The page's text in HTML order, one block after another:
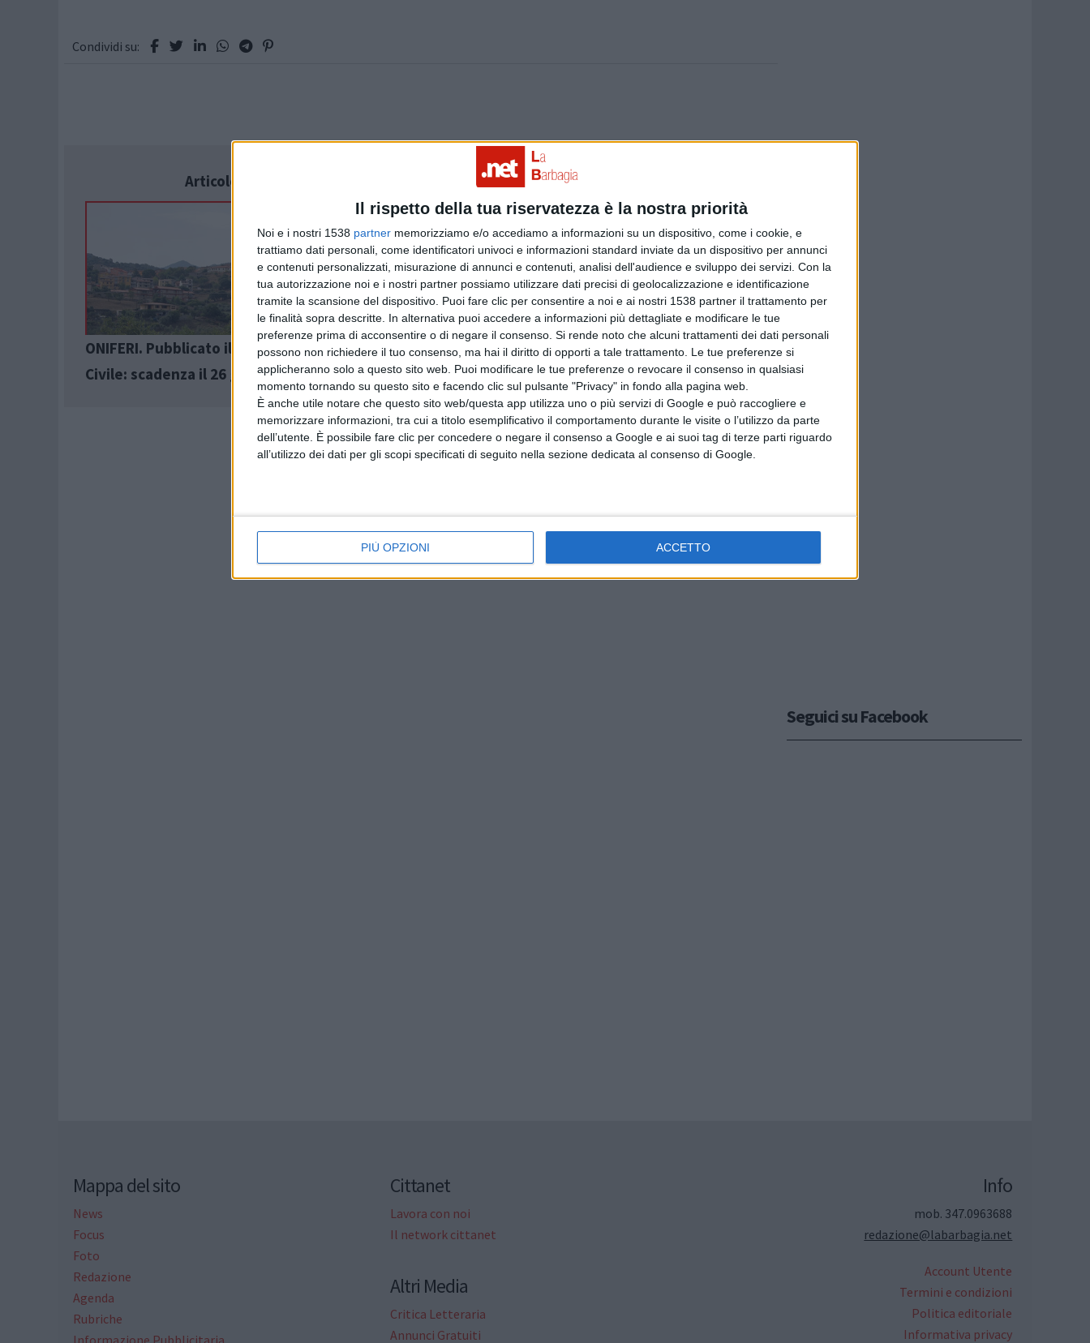
Il rispetto della tua riservatezza è la nostra priorità
Noi e i nostri 1538 partner memorizziamo e/o accediamo a informazioni su un dispositivo, come i cookie, e
trattiamo dati personali, come identificatori univoci e informazioni standard inviate da un dispositivo per annunci
e contenuti personalizzati, misurazione di annunci e contenuti, analisi dell'audience e sviluppo dei servizi. Con la
tua autorizzazione noi e i nostri partner possiamo utilizzare dati precisi di geolocalizzazione e identificazione
tramite la scansione del dispositivo. Puoi fare clic per consentire a noi e ai nostri 1538 partner il trattamento per
le finalità sopra descritte. In alternativa puoi accedere a informazioni più dettagliate e modificare le tue
preferenze prima di acconsentire o di negare il consenso. Si rende noto che alcuni trattamenti dei dati personali
possono non richiedere il tuo consenso, ma hai il diritto di opporti a tale trattamento. Le tue preferenze si
applicheranno solo a questo sito web. Puoi modificare le tue preferenze o revocare il consenso in qualsiasi
momento tornando su questo sito e facendo clic sul pulsante "Privacy" in fondo alla pagina web.
È anche utile notare che questo sito web/questa app utilizza uno o più servizi di Google e può raccogliere e
memorizzare informazioni, tra cui a titolo esemplificativo il comportamento durante le visite o l’utilizzo da parte
dell’utente. È possibile fare clic per concedere o negare il consenso a Google e ai suoi tag di terze parti riguardo
all’utilizzo dei dati per gli scopi specificati di seguito nella sezione dedicata al consenso di Google.
PIÙ OPZIONI ACCETTO
Condividi su:
Articolo successivo
ONIFERI. Pubblicato il bando per il Servizio
Civile: scadenza il 26 giugno
Articolo precedente
MAMOIADA. Guasto alla condotta: squadre di
Abbanoa a lavoro
Seguici su Facebook
Mappa del sito
News
Focus
Foto
Redazione
Agenda
Rubriche
Informazione Pubblicitaria
Cittanet
Lavora con noi
Il network cittanet
Altri Media
Critica Letteraria
Annunci Gratuiti
Info
mob. 347.0963688
redazione@labarbagia.net
Account Utente
Termini e condizioni
Politica editoriale
Informativa privacy